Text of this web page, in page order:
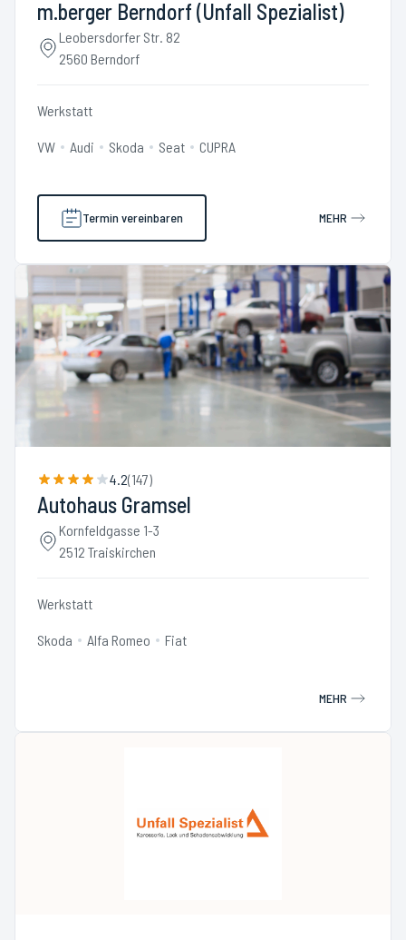
m.berger Berndorf (Unfall Spezialist)
Leobersdorfer Str. 82
2560 Berndorf
Werkstatt
VW Audi Skoda Seat CUPRA
Termin vereinbaren MEHR
4.2(147)
Autohaus Gramsel
Kornfeldgasse 1-3
2512 Traiskirchen
Werkstatt
Skoda Alfa Romeo Fiat
MEHR